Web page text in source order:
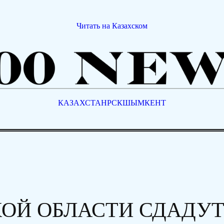
Читать на Казахском
КАЗАХСТАНРСКШЫМКЕНТ
ОБЛАСТИ